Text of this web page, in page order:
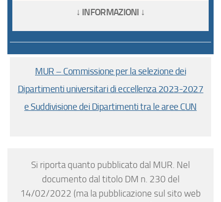
↓ INFORMAZIONI ↓
MUR – Commissione per la selezione dei
Dipartimenti universitari di eccellenza 2023-2027
e Suddivisione dei Dipartimenti tra le aree CUN
Si riporta quanto pubblicato dal MUR. Nel
documento dal titolo DM n. 230 del
14/02/2022 (ma la pubblicazione sul sito web